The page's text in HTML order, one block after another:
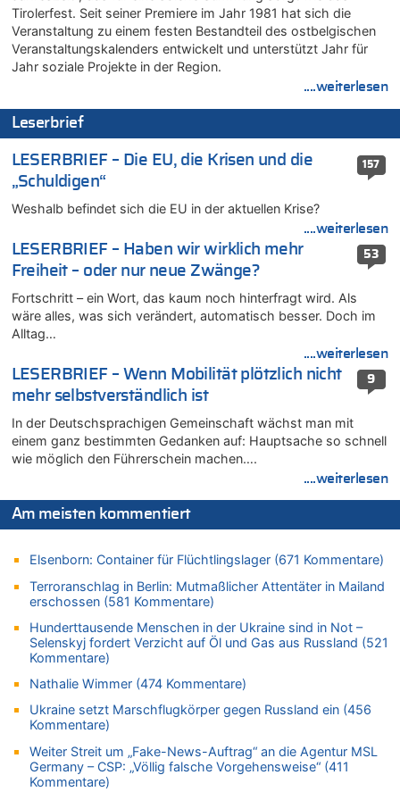
08.08.2026 - 17:43 von Der Alte zu
Leipzig, Mechernich und die Frage: Wer steckt hinter den
Drohnen mit Strengstoff? War es Russland?
08.08.2026 - 17:16 von Bingo zu
Zweite Hitzewelle in diesem Sommer ist jetzt amtlich
08.08.2026 - 16:20 von Russentrolle zu
Leipzig, Mechernich und die Frage: Wer steckt hinter den
Drohnen mit Strengstoff? War es Russland?
08.08.2026 - 15:34 von JoKrings zu
Leipzig, Mechernich und die Frage: Wer steckt hinter den
Drohnen mit Strengstoff? War es Russland?
Mehrere Menschen in Londons City niedergestochen
08.08.2026 - 15:19 von Guido Scholzen zu
Drohnen mit Strengstoff? War es Russland?
08.08.2026 - 14:54 von Alfons van Compernolle zu
Belgier knackt Jackpot bei Lotterie EuroMillions und gewinnt
08.08.2026 - 14:47 von Peer Wermuth zu
Drohnen mit Strengstoff? War es Russland?
08.08.2026 - 14:29 von Achso Dax zu
In Belgien missachten zwei von drei Autofahrern das
Tempolimit in 30er-Zonen – Untersuchung von Vias
08.08.2026 - 13:23 von Hugo Egon Bernhard von Sinnen zu
Leipzig, Mechernich und die Frage: Wer steckt hinter den
08.08.2026 - 13:03 von WK zu
Kollision zwischen Autofahrer und Radfahrer an RAVeL-Weg
08.08.2026 - 12:56 von WK zu
Wasserstand des Rheins in NRW so niedrig wie noch nie
08.08.2026 - 12:29 von WK zu
Tempolimit in 30er-Zonen – Untersuchung von Vias
08.08.2026 - 12:01 von Hugo Egon Bernhard von Sinnen zu
Zurück an den Rhein: Hendrich wechselt zum 1. FC Köln
08.08.2026 - 11:39 von Dax zu
In Belgien missachten zwei von drei Autofahrern das
Tempolimit in 30er-Zonen – Untersuchung von Vias
Tirolerfest. Seit seiner Premiere im Jahr 1981 hat sich die
Veranstaltung zu einem festen Bestandteil des ostbelgischen
Veranstaltungskalenders entwickelt und unterstützt Jahr für
Jahr soziale Projekte in der Region.
....weiterlesen
Leserbrief
157
LESERBRIEF – Die EU, die Krisen und die
„Schuldigen“
Weshalb befindet sich die EU in der aktuellen Krise?
....weiterlesen
53
LESERBRIEF – Haben wir wirklich mehr
Freiheit – oder nur neue Zwänge?
Fortschritt – ein Wort, das kaum noch hinterfragt wird. Als
wäre alles, was sich verändert, automatisch besser. Doch im
Alltag…
....weiterlesen
9
LESERBRIEF – Wenn Mobilität plötzlich nicht
mehr selbstverständlich ist
In der Deutschsprachigen Gemeinschaft wächst man mit
einem ganz bestimmten Gedanken auf: Hauptsache so schnell
wie möglich den Führerschein machen….
....weiterlesen
Am meisten kommentiert
Elsenborn: Container für Flüchtlingslager (671 Kommentare)
Terroranschlag in Berlin: Mutmaßlicher Attentäter in Mailand
erschossen (581 Kommentare)
Hunderttausende Menschen in der Ukraine sind in Not –
Selenskyj fordert Verzicht auf Öl und Gas aus Russland (521
Kommentare)
Nathalie Wimmer (474 Kommentare)
Ukraine setzt Marschflugkörper gegen Russland ein (456
Kommentare)
Weiter Streit um „Fake-News-Auftrag“ an die Agentur MSL
Germany – CSP: „Völlig falsche Vorgehensweise“ (411
Kommentare)